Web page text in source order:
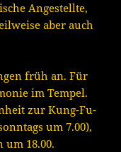
Angestellte,
aber auch
früh an. Für
im Tempel.
zur Kung-Fu-
um 7.00),
um 18.00.